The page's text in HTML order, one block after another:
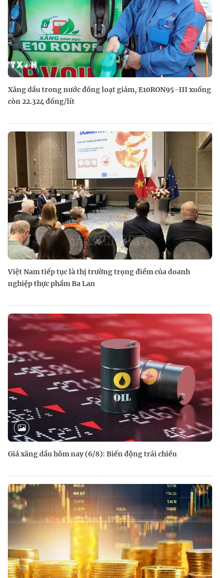
Xăng dầu trong nước đồng loạt giảm, E10RON95-III xuống
còn 22.324 đồng/lít
Việt Nam tiếp tục là thị trường trọng điểm của doanh
nghiệp thực phẩm Ba Lan
Giá xăng dầu hôm nay (6/8): Biến động trái chiều